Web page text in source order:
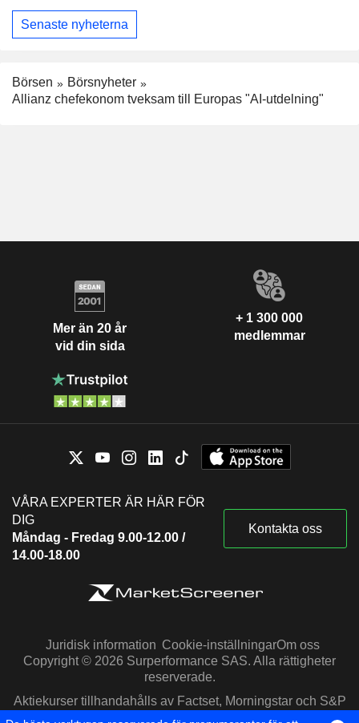
Senaste nyheterna
Börsen
Börsnyheter
Allianz chefekonom tveksam till Europas "AI-utdelning"
Mer än 20 år
vid din sida
+ 1 300 000
medlemmar
VÅRA EXPERTER ÄR HÄR FÖR
DIG
Måndag - Fredag 9.00-12.00 /
14.00-18.00
Kontakta oss
Juridisk information Cookie-inställningarOm oss
Copyright © 2026 Surperformance SAS. Alla rättigheter
reserverade.
Aktiekurser tillhandahålls av Factset, Morningstar och S&P
Capital IQ